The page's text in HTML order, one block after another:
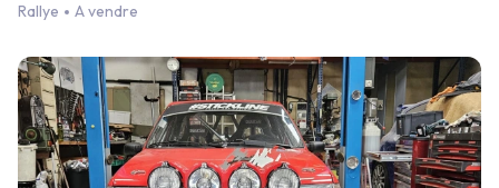
Rallye A vendre